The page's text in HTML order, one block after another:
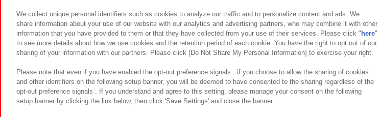
食品のご提供について カスタマーハラスメント対応方針
We collect unique personal identifiers such as cookies to analyze our traffic and to personalize content and ads. We
share information about your use of our website with our analytics and advertising partners, who may combine it with other
information that you have provided to them or that they have collected from your use of their services. Please click " here"
to see more details about how we use cookies and the retention period of each cookie. You have the right to opt out of our
sharing of your information with our partners. Please click [Do Not Share My Personal Information] to exercise your right.
Please note that even if you have enabled the opt-out preference signals , if you choose to allow the sharing of cookies
and other identifiers on the following setup banner, you will be deemed to have consented to the sharing regardless of the
opt-out preference signals . If you understand and agree to this setting, please manage your consent on the following
setup banner by clicking the link below, then click 'Save Settings' and close the banner.